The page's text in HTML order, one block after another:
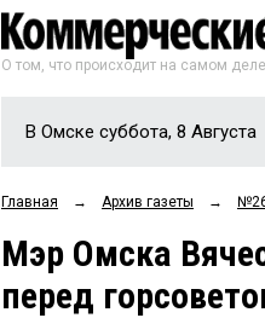
О том, что происходит на самом деле
В Омске суббота, 8 Августа
Главная → Архив газеты →
Мэр Омска
перед